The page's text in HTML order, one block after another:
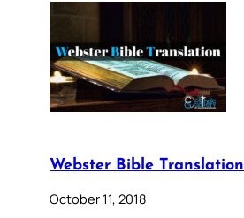
Webster Bible Translation
October 11, 2018